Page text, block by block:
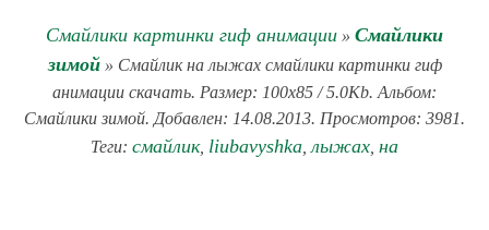
Смайлики картинки гиф анимации » Смайлики
зимой» Смайлик на лыжах смайлики картинки гиф
анимации скачать. Размер: 100x85 / 5.0Kb. Альбом:
Смайлики зимой. Добавлен: 14.08.2013. Просмотров: 3981.
Теги: смайлик, liubavyshka лыжах на